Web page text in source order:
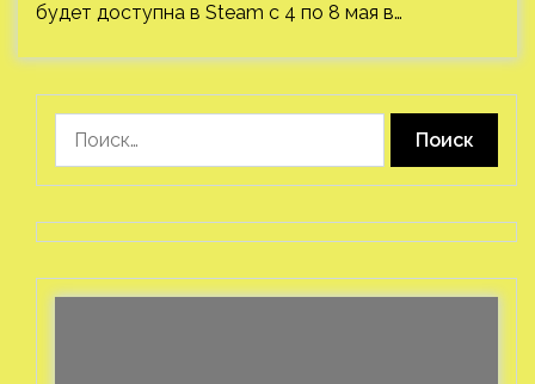
будет доступна в Steam с 4 по 8 мая в…